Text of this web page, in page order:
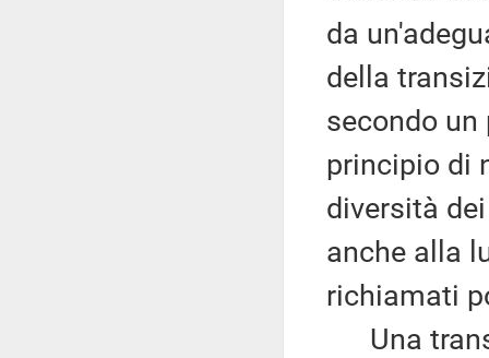
da
della
secondo
principio di
diversità
anche alla
richiamati
Una